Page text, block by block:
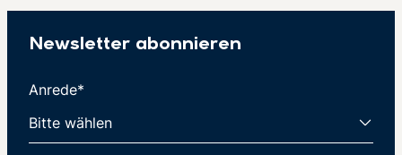
Newsletter abonnieren
Anrede*